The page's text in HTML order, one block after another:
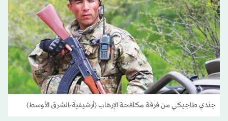
جندي طاجيكي من فرقة مكافحة الإرهاب (أرشيفية-الشرق الأوسط)